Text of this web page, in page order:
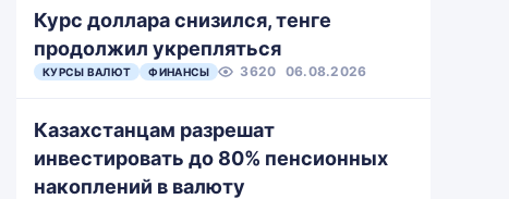
Курс доллара снизился, тенге
продолжил укрепляться
КУРСЫ ВАЛЮТ ФИНАНСЫ 3620 06.08.2026
Казахстанцам разрешат
инвестировать до 80% пенсионных
накоплений в валюту